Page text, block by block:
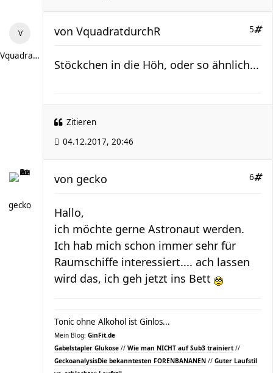
VquadratdurchR
5
von VquadratdurchR
Stöckchen in die Höh, oder so ähnlich...
Zitieren
04.12.2017, 20:46
gecko
6
von gecko
Hallo,
ich möchte gerne Astronaut werden.
Ich hab mich schon immer sehr für
Raumschiffe interessiert.... ach lassen
wird das, ich geh jetzt ins Bett
Tonic ohne Alkohol ist Ginlos...
Mein Blog: GinFit.de
Gabelstapler Glukose // Wie man NICHT auf Sub3 trainiert //
GeckoanalysisDie bekanntesten FORENBANANEN // Guter Laufstil